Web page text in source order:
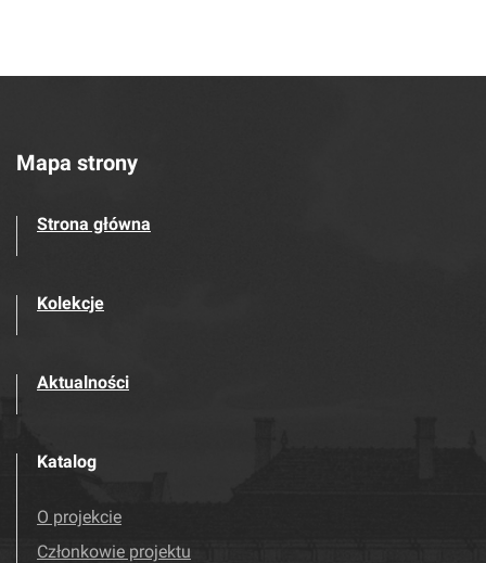
Mapa strony
Strona główna
Kolekcje
Aktualności
Katalog
O projekcie
Członkowie projektu